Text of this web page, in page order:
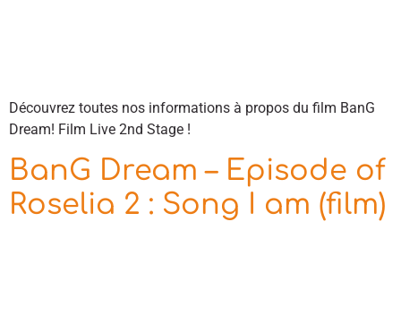
Découvrez toutes nos informations à propos du film BanG
Dream! Film Live 2nd Stage !
BanG Dream – Episode of
Roselia 2 : Song I am (film)